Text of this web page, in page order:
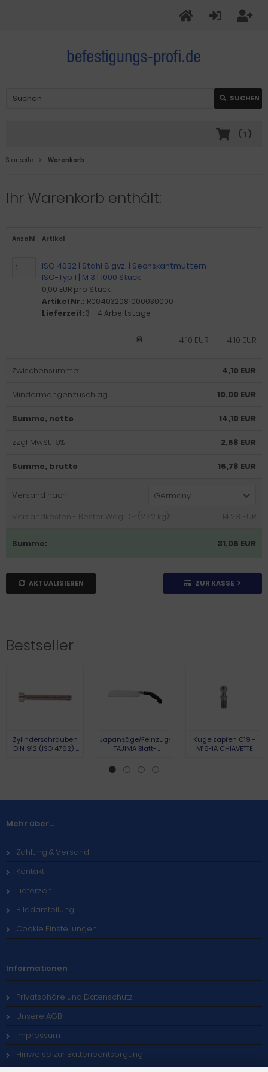
SUCHEN
( 1 )
Startseite Warenkorb
Ihr Warenkorb enthält:
Anzahl Artikel
ISO 4032 | Stahl 8 gvz. | Sechskantmuttern -
ISO-Typ 1 | M 3 | 1000 Stück
0,00 EUR pro Stück
Artikel Nr.: R004032081000030000
Lieferzeit:3 - 4 Arbeitstage
4,10 EUR
4,10 EUR
Zwischensumme: 4,10 EUR
Mindermengenzuschlag: 10,00 EUR
Summe, netto: 14,10 EUR
zzgl. MwSt. 19%: 2,68 EUR
Summe, brutto: 16,78 EUR
Versand nach
Germany
Versandkosten - Bester Weg DE: (2.32 kg):
14,28 EUR
Summe: 31,06 EUR
AKTUALISIEREN ZUR KASSE
Bestseller
Zylinderschrauben
DIN 912 (ISO 4762) |
Japansäge/Feinzugsäge
TAJIMA Blatt-
L.440mm
Pistolengriff TAJIMA
Kugelzapfen C19 -
M16-1A CHIAVETTE
Mehr über...
Zahlung & Versand
Kontakt
Lieferzeit
Bilddarstellung
Cookie Einstellungen
Informationen
Privatsphäre und Datenschutz
Unsere AGB
Impressum
Hinweise zur Batterieentsorgung